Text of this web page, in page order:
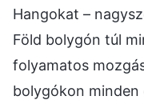
Hangokat –
Föld bolygón túl
folyamatos
bolygókon minden